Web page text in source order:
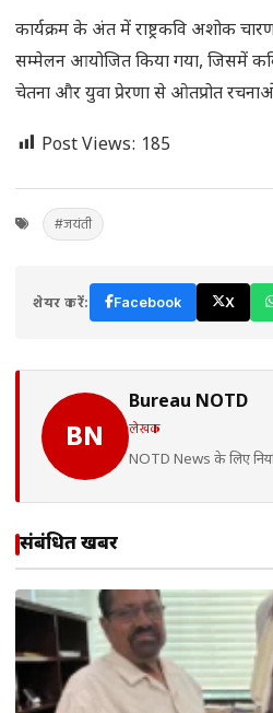
कार्यक्रम के अंत में राष्ट्रकवि अशोक
सम्मेलन आयोजित किया गया, जिसमें
चेतना और युवा प्रेरणा से ओतप्रोत रचनाओं
Post Views: 185
#जयंती
शेयर करें: Facebook X
BN
Bureau NOTD
लेखक
NOTD News के लिए
संबंधित खबरें